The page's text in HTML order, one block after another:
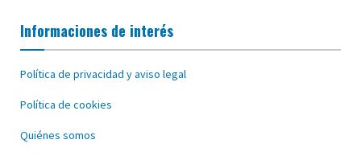
Informaciones de interés
Política de privacidad y aviso legal
Política de cookies
Quiénes somos